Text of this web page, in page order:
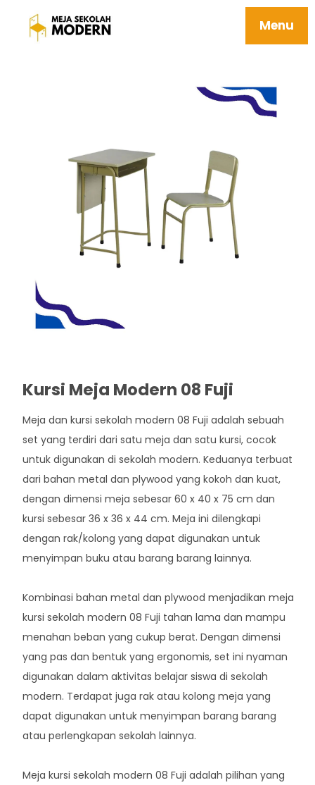
Menu
Meja Belajar Sekolah Mudah Perawatan 08
Kursi Meja Modern 08 Fuji
Meja dan kursi sekolah modern 08 Fuji adalah sebuah
set yang terdiri dari satu meja dan satu kursi, cocok
untuk digunakan di sekolah modern. Keduanya terbuat
dari bahan metal dan plywood yang kokoh dan kuat,
dengan dimensi meja sebesar 60 x 40 x 75 cm dan
kursi sebesar 36 x 36 x 44 cm. Meja ini dilengkapi
dengan rak/kolong yang dapat digunakan untuk
menyimpan buku atau barang barang lainnya.
Kombinasi bahan metal dan plywood menjadikan meja
kursi sekolah modern 08 Fuji tahan lama dan mampu
menahan beban yang cukup berat. Dengan dimensi
yang pas dan bentuk yang ergonomis, set ini nyaman
digunakan dalam aktivitas belajar siswa di sekolah
modern. Terdapat juga rak atau kolong meja yang
dapat digunakan untuk menyimpan barang barang
atau perlengkapan sekolah lainnya.
Meja kursi sekolah modern 08 Fuji adalah pilihan yang